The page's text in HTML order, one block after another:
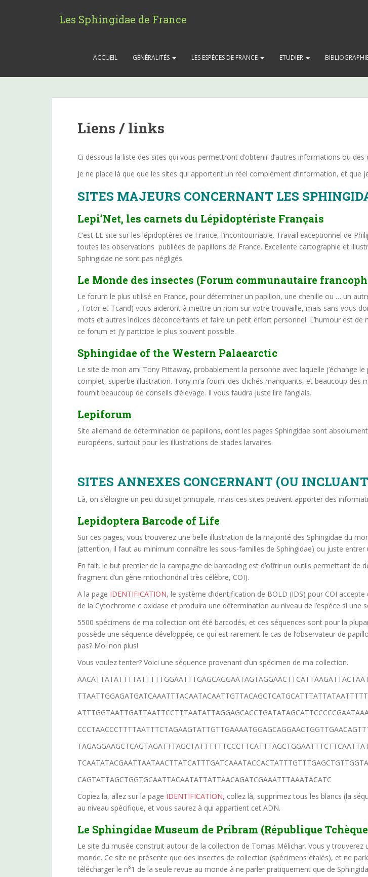
m
Les Sphingidae de France
ACCUEIL GÉNÉRALITÉS LES ESPÈCES DE FRANCE ETUDIER
Liens / links
Ci dessous la liste des sites qui vous permettront d’obtenir d’autres informations ou
Je ne place là que que les sites qui apportent un réel complément d’information, et que
SITES MAJEURS CONCERNANT LES
Lepi’Net, les carnets du Lépidoptériste Français
C’est LE site sur les lépidoptères de France, l’incontournable. Travail exceptionnel de
toutes les observations publiées de papillons de France. Excellente cartographie et
Sphingidae ne sont pas négligés.
Le Monde des insectes (Forum communautaire
Le forum le plus utilisé en France, pour déterminer un papillon, une chenille ou … un
, Totor et Tcand) vous aideront à mettre un nom sur votre trouvaille, mais sans vous
mots et autres indices déconcertants et faire un petit effort personnel. L’humour est de
ce forum et j’y participe le plus souvent possible.
Sphingidae of the Western Palaearctic
Le site de mon ami Tony Pittaway, probablement la personne avec laquelle j’échange
complet, superbe illustration. Tony m’a fourni des clichés manquants, et beaucoup
fournit beaucoup de conseils d’élevage. Il vous faudra juste lire l’anglais.
Lepiforum
Site allemand de détermination de papillons, dont les pages Sphingidae sont
européens, surtout pour les illustrations de stades larvaires.
SITES ANNEXES CONCERNANT (OU
Là, on s’éloigne un peu du sujet principale, mais ces sites peuvent apporter des
Lepidoptera Barcode of Life
Sur ces pages, vous trouverez une belle illustration de la majorité des Sphingidae du
(attention, il faut au minimum connaître les sous-familles de Sphingidae) ou juste entrer
En fait, le but premier de la campagne de barcoding est d’offrir un outils permettant de
fragment d’un gène mitochondrial très célèbre, COI).
A la page IDENTIFICATION, le système d’identification de BOLD (IDS) pour COI
de la Cytochrome c oxidase et produira une détermination au niveau de l’espèce si une
5500 spécimens de ma collection ont été barcodés, et ces séquences sont pour la
possède une séquence développée, ce qui est rarement le cas de l’observateur de
pas? Moi non plus!
Vous voulez tenter? Voici une séquence provenant d’un spécimen de ma collection.
CAGTATTAGCTGGTGCAATTACAATATTATTAACAGATCGAAATTTAAATACATC
Copiez la, allez sur la page IDENTIFICATION, collez là, supprimez tous les blancs (la
au niveau spécifique, et vous saurez à qui appartient cet ADN.
Le Sphingidae Museum de Pribram (République
Le site du musée construit autour de la collection de Tomas Mélichar. Vous y
monde. Ce site ne présente que des insectes de collection (spécimens étalés), et ne
télécharger le n°1 de la seule revue au monde à ne parler pratiquement que de